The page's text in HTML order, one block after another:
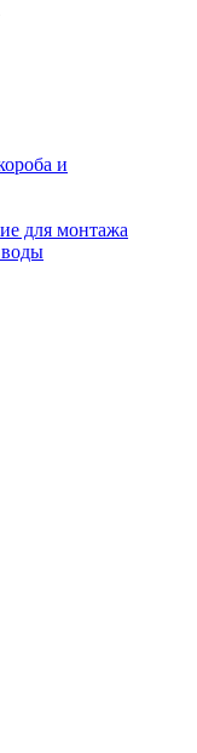
и
для монтажа
воды